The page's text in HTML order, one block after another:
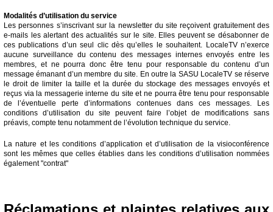
Modalités d’utilisation du service
Les personnes s’inscrivant sur la newsletter du site reçoivent gratuitement des
e-mails les alertant des actualités sur le site. Elles peuvent se désabonner de
ces publications d’un seul clic dès qu’elles le souhaitent. LocaleTV n’exerce
aucune surveillance du contenu des messages internes envoyés entre les
membres, et ne pourra donc être tenu pour responsable du contenu d’un
message émanant d’un membre du site. En outre la SASU LocaleTV se réserve
le droit de limiter la taille et la durée du stockage des messages envoyés et
reçus via la messagerie interne du site et ne pourra être tenu pour responsable
de l’éventuelle perte d’informations contenues dans ces messages. Les
conditions d’utilisation du site peuvent faire l’objet de modifications sans
préavis, compte tenu notamment de l’évolution technique du service.
La nature et les conditions d’application et d’utilisation de la visioconférence
sont les mêmes que celles établies dans les conditions d’utilisation nommées
également "contrat"